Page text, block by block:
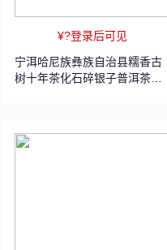
¥?登录后可见
宁洱哈尼族彝族自治县糯香古
树十年茶化石碎银子普洱茶熟